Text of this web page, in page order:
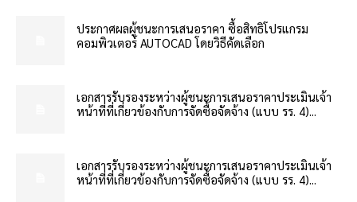
ประกาศผลผู้ชนะการเสนอราคา ซื้อสิทธิโปรแกรม
คอมพิวเตอร์ AUTOCAD โดยวิธีคัดเลือก
เอกสารรับรองระหว่างผู้ชนะการเสนอราคาประเมินเจ้า
หน้าที่ที่เกี่ยวข้องกับการจัดซื้อจัดจ้าง (แบบ รร. 4)...
เอกสารรับรองระหว่างผู้ชนะการเสนอราคาประเมินเจ้า
หน้าที่ที่เกี่ยวข้องกับการจัดซื้อจัดจ้าง (แบบ รร. 4)...